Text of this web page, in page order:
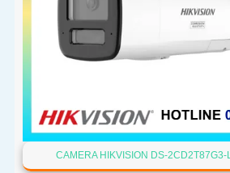
CAMERA HIKVISION DS-